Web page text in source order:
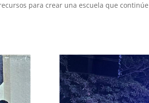
para crear una escuela que